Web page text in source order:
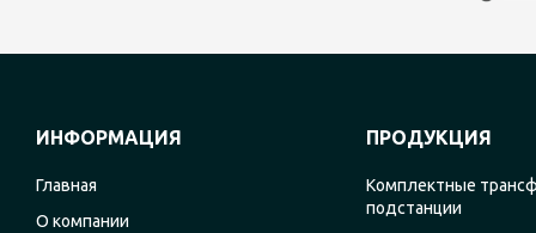
ИНФОРМАЦИЯ
Главная
О компании
ПРОДУКЦИЯ
Комплектные
подстанции